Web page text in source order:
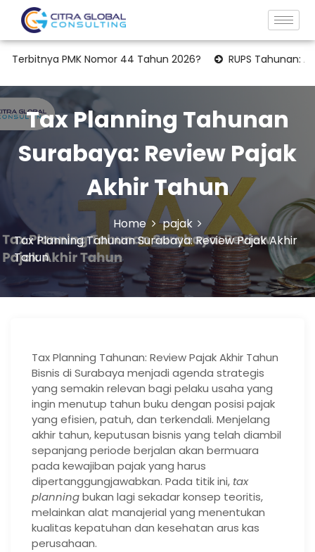
PMK Nomor 44 Tahun 2026? RUPS Tahunan: Apakah
Tax Planning Tahunan
Surabaya: Review Pajak
Akhir Tahun
Home
pajak
Tax Planning Tahunan Surabaya: Review Pajak Akhir
Tahun
Tax Planning Tahunan: Review Pajak Akhir Tahun
Bisnis di Surabaya menjadi agenda strategis
yang semakin relevan bagi pelaku usaha yang
ingin menutup tahun buku dengan posisi pajak
yang efisien, patuh, dan terkendali. Menjelang
akhir tahun, keputusan bisnis yang telah diambil
sepanjang periode berjalan akan bermuara
pada kewajiban pajak yang harus
dipertanggungjawabkan. Pada titik ini, tax
planningbukan lagi sekadar konsep teoritis,
melainkan alat manajerial yang menentukan
kualitas kepatuhan dan kesehatan arus kas
perusahaan.